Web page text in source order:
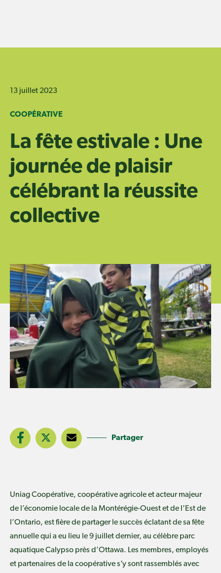
13 juillet 2023
COOPÉRATIVE
La fête estivale : Une
journée de plaisir
célébrant la réussite
collective
Partager
Uniag Coopérative, coopérative agricole et acteur majeur
de l’économie locale de la Montérégie-Ouest et de l’Est de
l’Ontario, est fière de partager le succès éclatant de sa fête
annuelle qui a eu lieu le 9 juillet dernier, au célèbre parc
aquatique Calypso près d’Ottawa. Les membres, employés
et partenaires de la coopérative s’y sont rassemblés avec